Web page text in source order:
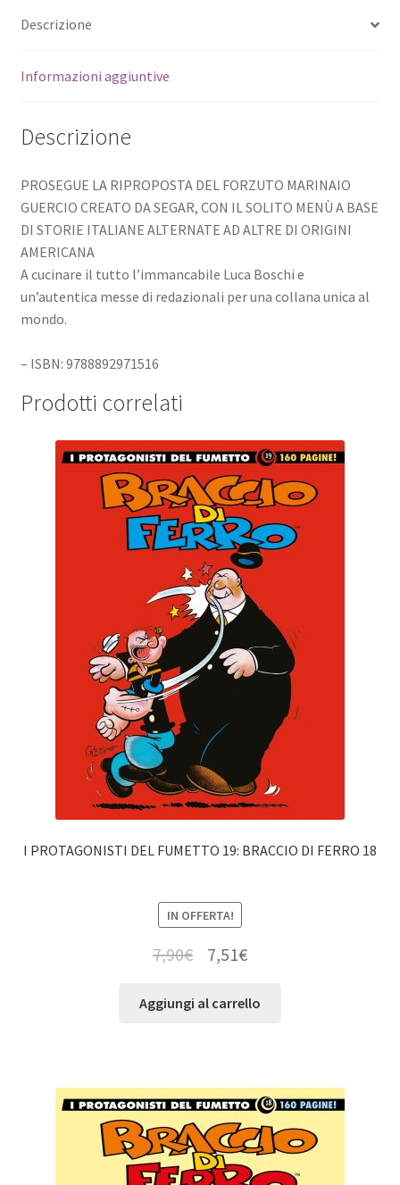
Descrizione
Informazioni aggiuntive
Descrizione
PROSEGUE LA RIPROPOSTA DEL FORZUTO MARINAIO
GUERCIO CREATO DA SEGAR, CON IL SOLITO MENÙ A BASE
DI STORIE ITALIANE ALTERNATE AD ALTRE DI ORIGINI
AMERICANA
A cucinare il tutto l’immancabile Luca Boschi e
un’autentica messe di redazionali per una collana unica al
mondo.
– ISBN: 9788892971516
Prodotti correlati
I PROTAGONISTI DEL FUMETTO 19: BRACCIO DI FERRO 18
IN OFFERTA!
7,90€ 7,51€
Aggiungi al carrello